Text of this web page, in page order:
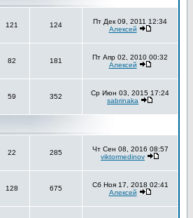
121 124
Пт Дек 09, 2011 12:34
Алексей
82 181
Пт Апр 02, 2010 00:32
Алексей
59 352
Ср Июн 03, 2015 17:24
sabrinaka
22 285
Чт Сен 08, 2016 08:57
viktormedinov
128 675
Сб Ноя 17, 2018 02:41
Алексей